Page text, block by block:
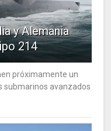
y Alemania
214
próximamente un
submarinos avanzados